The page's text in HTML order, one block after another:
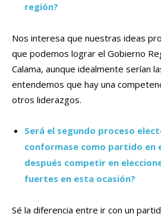
región?
Nos interesa que nuestras ideas
que podemos lograr el Gobierno
Calama, aunque idealmente serían
entendemos que hay una
otros liderazgos.
Será el segundo proceso
conformase como partido en
después competir en
fuertes en esta ocasión?
Sé la diferencia entre ir con un